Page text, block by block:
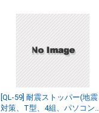
[QL-59] 耐震ストッパー(地震
対策、T型、4組、パソコン・